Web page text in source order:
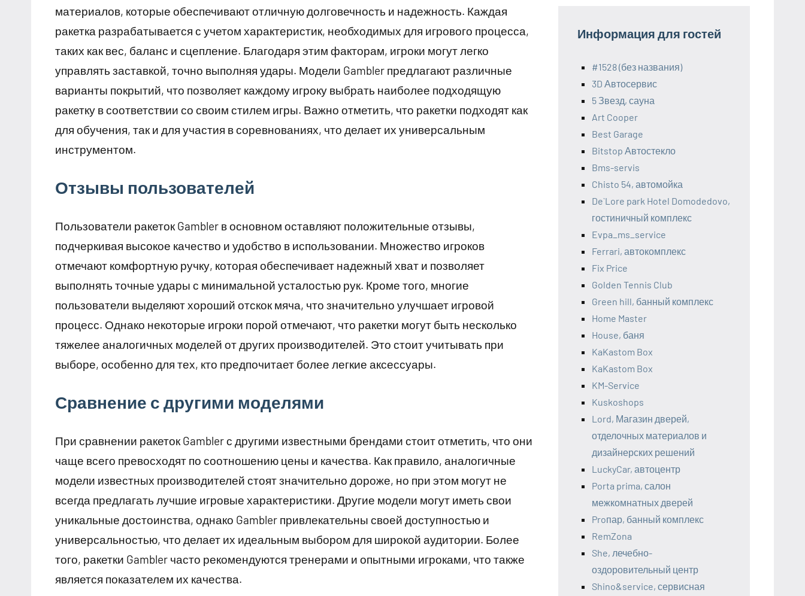
материалов, которые обеспечивают отличную долговечность и надежность. Каждая
ракетка разрабатывается с учетом характеристик, необходимых для игрового процесса,
таких как вес, баланс и сцепление. Благодаря этим факторам, игроки могут легко
управлять заставкой, точно выполняя удары. Модели Gambler предлагают различные
варианты покрытий, что позволяет каждому игроку выбрать наиболее подходящую
ракетку в соответствии со своим стилем игры. Важно отметить, что ракетки подходят как
для обучения, так и для участия в соревнованиях, что делает их универсальным
инструментом.
Отзывы пользователей
Пользователи ракеток Gambler в основном оставляют положительные отзывы,
подчеркивая высокое качество и удобство в использовании. Множество игроков
отмечают комфортную ручку, которая обеспечивает надежный хват и позволяет
выполнять точные удары с минимальной усталостью рук. Кроме того, многие
пользователи выделяют хороший отскок мяча, что значительно улучшает игровой
процесс. Однако некоторые игроки порой отмечают, что ракетки могут быть несколько
тяжелее аналогичных моделей от других производителей. Это стоит учитывать при
выборе, особенно для тех, кто предпочитает более легкие аксессуары.
Сравнение с другими моделями
При сравнении ракеток Gambler с другими известными брендами стоит отметить, что они
чаще всего превосходят по соотношению цены и качества. Как правило, аналогичные
модели известных производителей стоят значительно дороже, но при этом могут не
всегда предлагать лучшие игровые характеристики. Другие модели могут иметь свои
уникальные достоинства, однако Gambler привлекательны своей доступностью и
универсальностью, что делает их идеальным выбором для широкой аудитории. Более
того, ракетки Gambler часто рекомендуются тренерами и опытными игроками, что также
является показателем их качества.
Информация для гостей
#1528 (без названия)
3D Автосервис
5 Звезд, сауна
Art Cooper
Best Garage
Bitstop Автостекло
Bms-servis
Chisto 54, автомойка
De`Lore park Hotel Domodedovo,
гостиничный комплекс
Evpa_ms_service
Ferrari, автокомплекс
Fix Price
Golden Tennis Club
Green hill, банный комплекс
Home Master
House, баня
KaKastom Box
KaKastom Box
KM-Service
Kuskoshops
Lord, Магазин дверей,
отделочных материалов и
дизайнерских решений
LuckyCar, автоцентр
Porta prima, салон
межкомнатных дверей
Proпар, банный комплекс
RemZona
She, лечебно-
оздоровительный центр
Shino&service, сервисная